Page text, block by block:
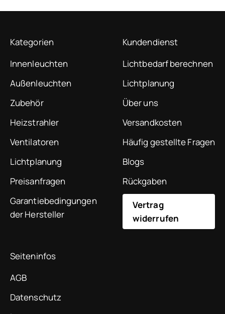
Kategorien
Innenleuchten
Außenleuchten
Zubehör
Heizstrahler
Ventilatoren
Lichtplanung
Preisanfragen
Garantiebedingungen
der Hersteller
Kundendienst
Lichtbedarf berechnen
Lichtplanung
Über uns
Versandkosten
Häufig gestellte Fragen
Blogs
Rückgaben
Vertrag
widerrufen
Seiteninfos
AGB
Datenschutz